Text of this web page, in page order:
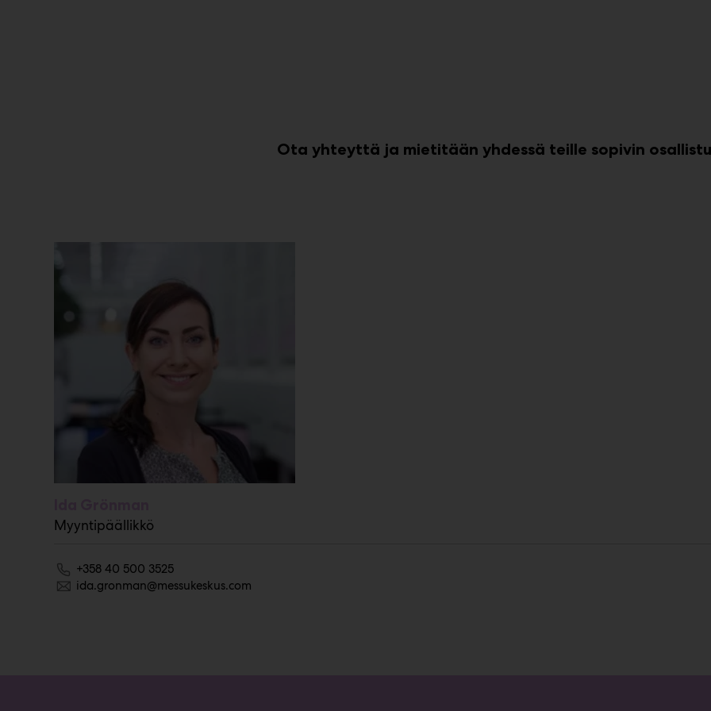
Ota yhteyttä ja mietitään yhdessä teille sopivin
Myyntipäällikkö
+358 40 500 3525
ida.gronman@messukeskus.com